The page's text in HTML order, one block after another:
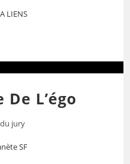
LIENS
L’égo
jury